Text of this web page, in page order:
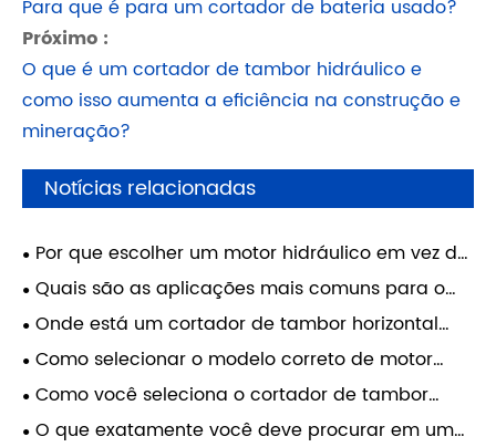
Para que é para um cortador de bateria usado?
Próximo :
O que é um cortador de tambor hidráulico e
como isso aumenta a eficiência na construção e
mineração?
Notícias relacionadas
Por que escolher um motor hidráulico em vez de
um motor elétrico para equipamentos móveis
pesados?
Quais são as aplicações mais comuns para o
motor hidráulico da série HMK em máquinas
pesadas
Onde está um cortador de tambor horizontal
comumente usado em escavação e demolição
Como selecionar o modelo correto de motor
hidráulico da série HMS com base no
deslocamento e na pressão
Como você seleciona o cortador de tambor
hidráulico certo para sua escavadeira
O que exatamente você deve procurar em um